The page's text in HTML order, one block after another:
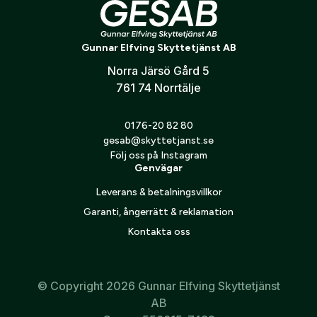
99 %, vilket bidrar till effektiv energiöverföring och korta
flyktsträckor. Exergy Blue är ett utmärkt val för många
olika viltarter och jaktformer, och är uppskattad av jägare
Verifiera e-post:*
personuppgiftspolicy.
Gunnar Elfving Skyttetjänst AB
Norra Järsö Gård 5
761 74 Norrtälje
0176-20 82 80
gesab@skyttetjanst.se
Följ oss på Instagram
Genvägar
Leverans & betalningsvillkor
Garanti, ångerrätt & reklamation
Kontakta oss
© Copyright 2026 Gunnar Elfving Skyttetjänst
AB